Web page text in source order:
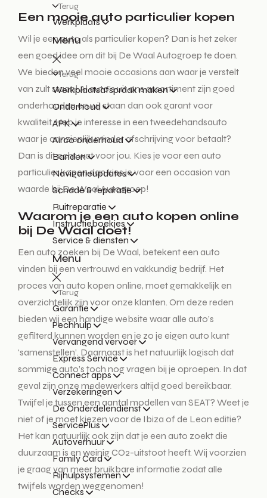
Terug
Werkplaats
Menu
Terug
Werkplaatsafspraak maken
Onderhoud
APK
Airco onderhoud
Banden
Navigatieupdates
Schade & reparatie
Ruitreparatie
Instructieboekjes
Service & diensten
Menu
Terug
Garantie
Pechhulp
Vervangend vervoer
Express Service
Connect apps
Verzekeringen
De Onderdelendienst
ServicePlus
Autoverhuur
Family Card
Rijhulpsystemen
Checks
Een mooie auto particulier kopen
Wil je een auto als particulier kopen? Dan is het zeker
een goed idee om dit bij De Waal Autogroep te doen.
We bieden veel mooie occasions aan waar je verstelt
van zult staan! Al auto’s uit ons assortiment zijn goed
onderhouden en wij staan dan ook garant voor
kwaliteit. Heb je interesse in een tweedehandsauto
waar je aanzienlijk minder afschrijving voor betaalt?
Dan is dit echt wat voor jou. Kies je voor een auto
particulier kopen dan kies je voor een occasion van
waarde bij De Waal Autogroep!
Waarom je een auto kopen online
bij De Waal doet!
Een auto zoeken bij De Waal, betekent een auto
vinden bij een vertrouwd en vakkundig bedrijf. Het
proces van auto kopen online, moet gemakkelijk en
overzichtelijk zijn voor onze klanten. Om deze reden
bieden wij een handige website waar alle auto’s
gefilterd kunnen worden en je zo je eigen auto kunt
‘samenstellen’. Daarnaast is het natuurlijk logisch dat
sommige auto’s toch nog vragen bij je oproepen. In dat
geval zijn onze medewerkers altijd goed bereikbaar.
Twijfel je tussen een aantal modellen van SEAT? Weet je
niet of je moet kiezen voor de Ibiza of de Leon editie?
Het kan natuurlijk ook zijn dat je een auto zoekt die
duurzaam is en weinig CO2-uitstoot heeft. Wij voorzien
je graag van meer bruikbare informatie zodat alle
twijfels worden weggenomen!